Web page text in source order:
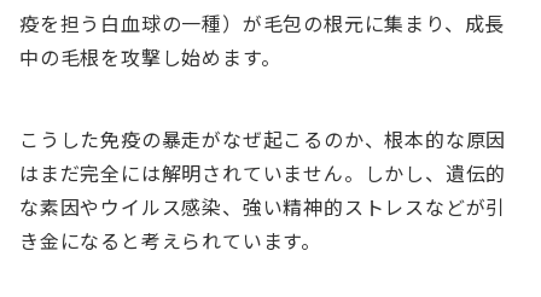
疫を担う白血球の一種）が毛包の根元に集まり、成長
中の毛根を攻撃し始めます。
こうした免疫の暴走がなぜ起こるのか、根本的な原因
はまだ完全には解明されていません。しかし、遺伝的
な素因やウイルス感染、強い精神的ストレスなどが引
き金になると考えられています。